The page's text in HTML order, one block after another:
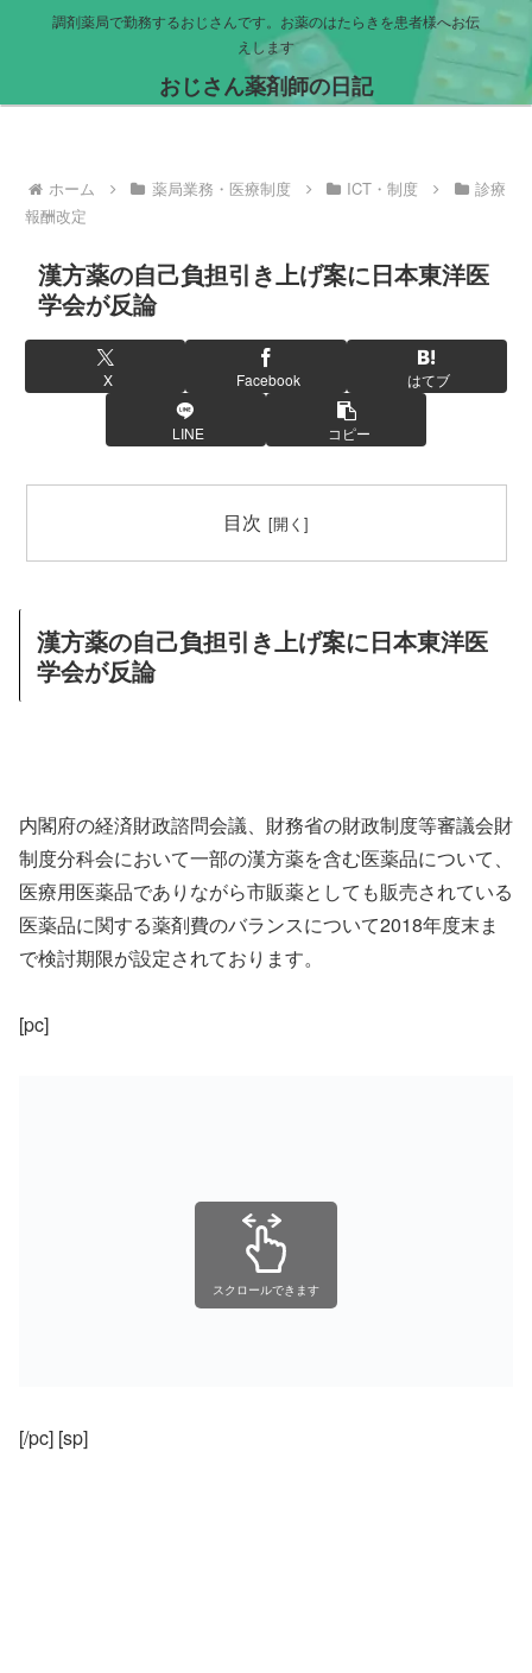
調剤薬局で勤務するおじさんです。お薬のはたらきを患者様へお伝
えします
おじさん薬剤師の日記
ホーム 薬局業務・医療制度 ICT・制度
診療
報酬改定
漢方薬の自己負担引き上げ案に日本東洋医
学会が反論
X Facebook はてブ
LINE コピー
目次
漢方薬の自己負担引き上げ案に日本東洋医
学会が反論
内閣府の経済財政諮問会議、財務省の財政制度等審議会財
制度分科会において一部の漢方薬を含む医薬品について、
医療用医薬品でありながら市販薬としても販売されている
医薬品に関する薬剤費のバランスについて2018年度末ま
で検討期限が設定されております。
[pc]
スクロールできます
[/pc] [sp]